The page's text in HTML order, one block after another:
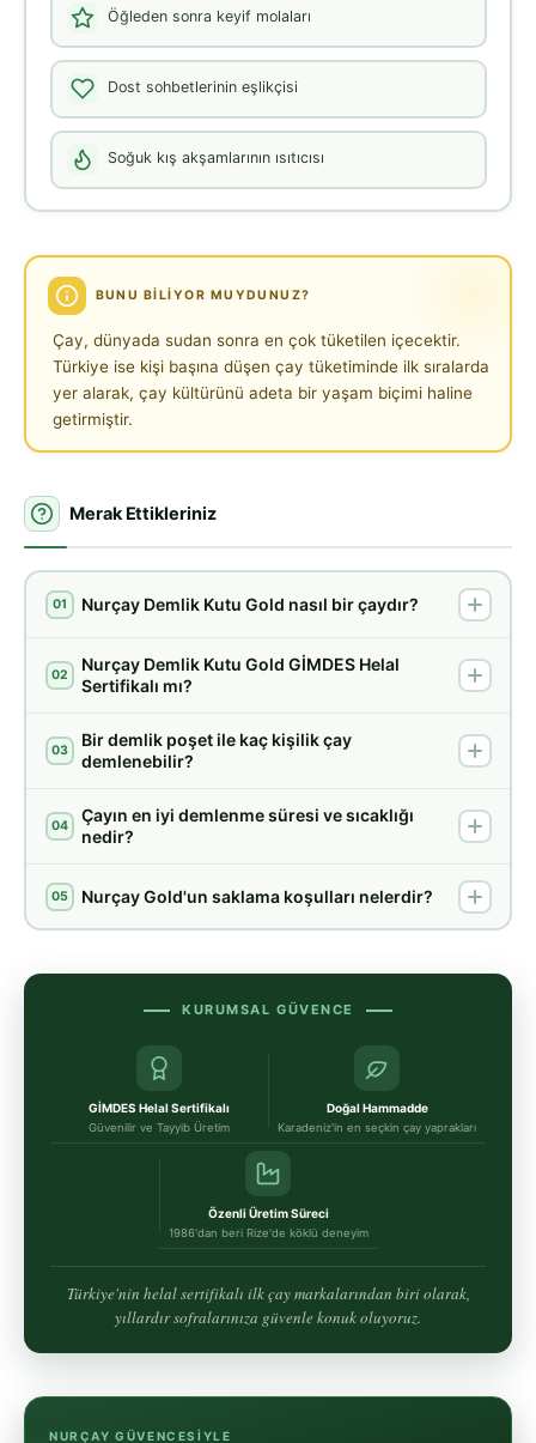
Öğleden sonra keyif molaları
Dost sohbetlerinin eşlikçisi
Soğuk kış akşamlarının ısıtıcısı
BUNU BILIYOR MUYDUNUZ?
Çay, dünyada sudan sonra en çok tüketilen içecektir.
Türkiye ise kişi başına düşen çay tüketiminde ilk sıralarda
yer alarak, çay kültürünü adeta bir yaşam biçimi haline
getirmiştir.
Merak Ettikleriniz
01 Nurçay Demlik Kutu Gold nasıl bir çaydır?
02
Nurçay Demlik Kutu Gold GİMDES Helal
Sertifikalı mı?
03
Bir demlik poşet ile kaç kişilik çay
demlenebilir?
04
Çayın en iyi demlenme süresi ve sıcaklığı
nedir?
05 Nurçay Gold'un saklama koşulları nelerdir?
KURUMSAL GÜVENCE
GİMDES Helal Sertifikalı
Güvenilir ve Tayyib Üretim
Doğal Hammadde
Karadeniz'in en seçkin çay yaprakları
Özenli Üretim Süreci
1986'dan beri Rize'de köklü deneyim
Türkiye'nin helal sertifikalı ilk çay markalarından biri olarak,
yıllardır sofralarınıza güvenle konuk oluyoruz.
NURÇAY GÜVENCESIYLE